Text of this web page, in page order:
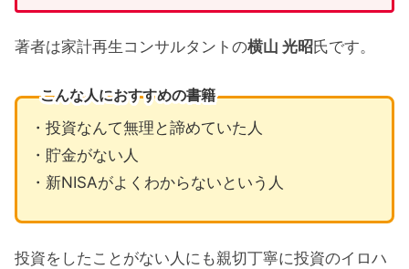
著者は家計再生コンサルタントの横山 光昭氏です。
こんな人におすすめの書籍
・投資なんて無理と諦めていた人
・貯金がない人
・新NISAがよくわからないという人
投資をしたことがない人にも親切丁寧に投資のイロハ